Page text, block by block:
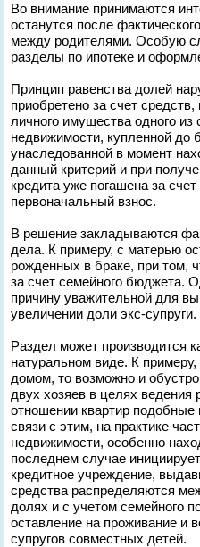
Во внимание принимаются
останутся после
между родителями. Особую
разделы по ипотеке и
Принцип равенства долей
приобретено за счет
личного имущества одного из
недвижимости, купленной до
унаследованной в момент
данный критерий и при
кредита уже погашена за
первоначальный взнос.
В решение закладываются
дела. К примеру, с матерью
рожденных в браке, при том,
за счет семейного бюджета.
причину уважительной для
увеличении доли экс-супруги.
Раздел может производится
натуральном виде. К
домом, то возможно и
двух хозяев в целях ведения
отношении квартир
связи с этим, на практике
недвижимости, особенно
последнем случае
кредитное учреждение,
средства распределяются
долях и с учетом семейного
оставление на проживание и
супругов совместных детей.